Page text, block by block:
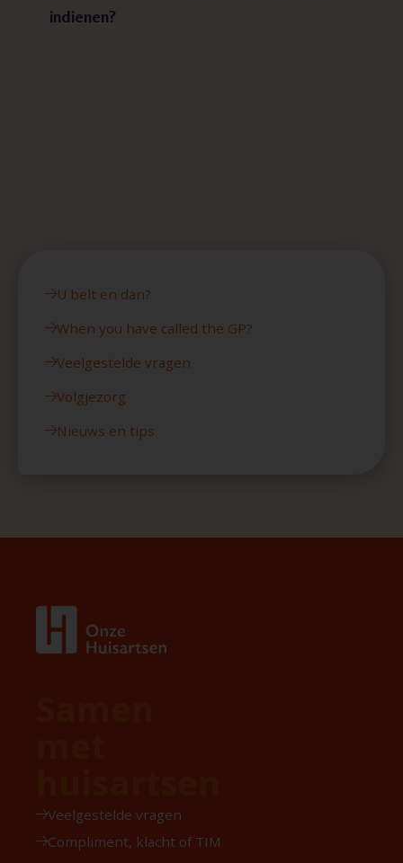
indienen?
U belt en dan?
When you have called the GP?
Veelgestelde vragen
Volgjezorg
Nieuws en tips
Veelgestelde vragen
Compliment, klacht of TIM